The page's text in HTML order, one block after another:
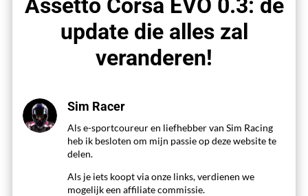
Assetto Corsa EVO 0.3: de
update die alles zal
veranderen!
Sim Racer
Als e-sportcoureur en liefhebber van Sim Racing
heb ik besloten om mijn passie op deze website te
delen.
Als je iets koopt via onze links, verdienen we
mogelijk een affiliate commissie.